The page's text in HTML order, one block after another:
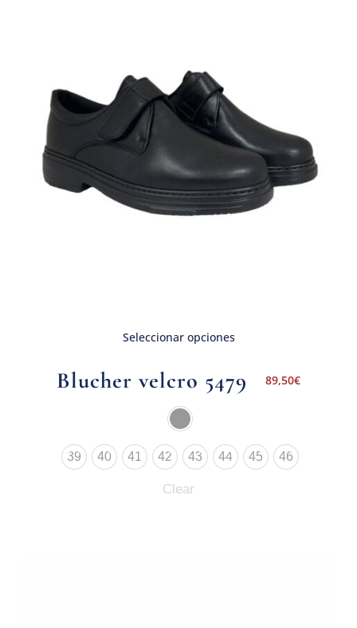
Seleccionar opciones
Blucher velcro 5479 89,50€
39 40 41 42 43 44 45 46
Clear